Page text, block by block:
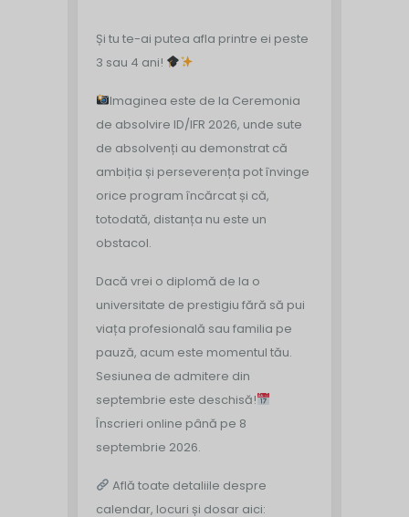
Și tu te-ai putea afla printre ei peste
3 sau 4 ani!
Imaginea este de la Ceremonia
de absolvire ID/IFR 2026, unde sute
de absolvenți au demonstrat că
ambiția și perseverența pot învinge
orice program încărcat și că,
totodată, distanța nu este un
obstacol.
Dacă vrei o diplomă de la o
universitate de prestigiu fără să pui
viața profesională sau familia pe
pauză, acum este momentul tău.
Sesiunea de admitere din
septembrie este deschisă!
Înscrieri online până pe 8
septembrie 2026.
Află toate detaliile despre
calendar, locuri și dosar aici: